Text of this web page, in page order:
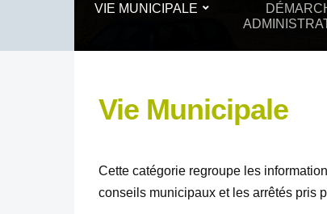
VIE MUNICIPALE
Vie Municipale
Cette catégorie regroupe les
conseils municipaux et les arrêtés pris